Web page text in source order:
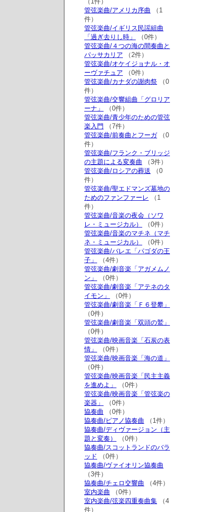
管弦楽曲/アメリカ序曲 （1
件）
管弦楽曲/イギリス民謡組曲
「過ぎ去りし時」
（0件）
管弦楽曲/４つの海の間奏曲と
パッサカリア （2件）
管弦楽曲/オケイジョナル・オ
ーヴァチュア （0件）
管弦楽曲/カナダの謝肉祭 （0
件）
管弦楽曲/交響組曲「グロリア
ーナ」
（0件）
管弦楽曲/青少年のための管弦
楽入門
（7件）
管弦楽曲/前奏曲とフーガ（0
件）
管弦楽曲/フランク・ブリッジ
の主題による変奏曲 （3件）
管弦楽曲/ロシアの葬送 （0
件）
管弦楽曲/聖エドマンズ墓地の
ためのファンファーレ （1
件）
管弦楽曲/音楽の夜会（ソワ
レ・ミュージカル）
（0件）
管弦楽曲/音楽のマチネ（マチ
ネ・ミュージカル）
（0件）
管弦楽曲/バレエ「パゴダの王
子」
（4件）
管弦楽曲/劇音楽「アガメムノ
ン」
（0件）
管弦楽曲/劇音楽「アテネのタ
イモン」
（0件）
管弦楽曲/劇音楽「Ｆ６登攀」
（0件）
管弦楽曲/劇音楽「双頭の鷲」
（0件）
管弦楽曲/映画音楽「石炭の表
情」
（0件）
管弦楽曲/映画音楽「海の道」
（0件）
管弦楽曲/映画音楽「民主主義
を進めよ」
（0件）
管弦楽曲/映画音楽「管弦楽の
楽器」
（0件）
協奏曲 （0件）
協奏曲/ピアノ協奏曲 （1件）
協奏曲/ディヴァージョン（主
題と変奏）
（0件）
協奏曲/スコットランドのバラ
ッド （0件）
協奏曲/ヴァイオリン協奏曲
（3件）
協奏曲/チェロ交響曲 （4件）
室内楽曲 （0件）
室内楽曲/弦楽四重奏曲集 （4
件）